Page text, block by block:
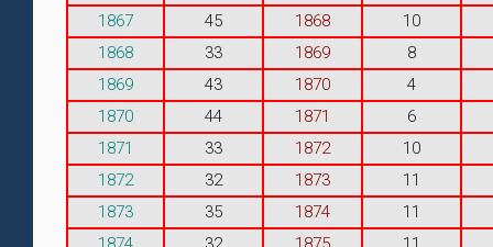
1867
45 1868
10
1868
33 1869
8
1869
43 1870
4
1870
44 1871
6
1871
33 1872
10
1872
32 1873
11
1873
35 1874
11